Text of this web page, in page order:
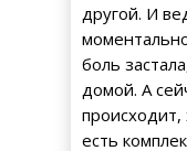
другой. И
боль
домой. А
происходит,
есть